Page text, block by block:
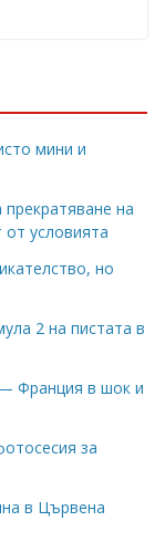
мини и
на
условията
но
2 на пистата в
Франция в шок и
за
в Цървена